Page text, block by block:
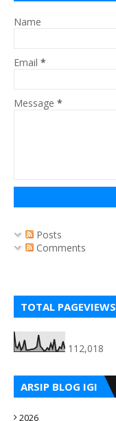
Name
Email *
Message *
Posts
Comments
TOTAL PAGEVIEWS
112,018
ARSIP BLOG IGI
2026